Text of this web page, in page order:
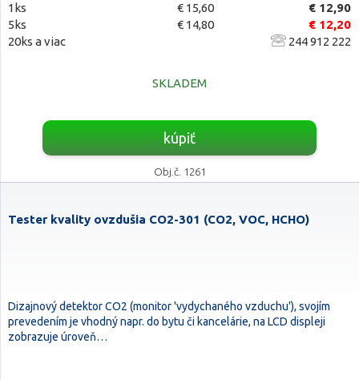
1ks € 15,60
€ 12,90
5ks
€ 14,80
€ 12,20
20ks a viac
244 912 222
SKLADEM
kúpiť
Obj.č. 1261
Tester kvality ovzdušia CO2-301 (CO2, VOC, HCHO)
Dizajnový detektor CO2 (monitor 'vydychaného vzduchu'), svojím
prevedením je vhodný napr. do bytu či kancelárie, na LCD displeji
zobrazuje úroveň…